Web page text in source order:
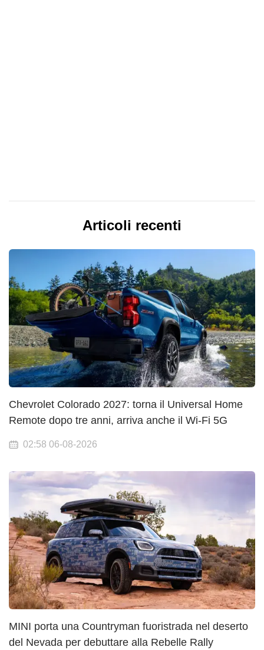
Articoli recenti
Chevrolet Colorado 2027: torna il Universal Home
Remote dopo tre anni, arriva anche il Wi-Fi 5G
02:58 06-08-2026
MINI porta una Countryman fuoristrada nel deserto
del Nevada per debuttare alla Rebelle Rally